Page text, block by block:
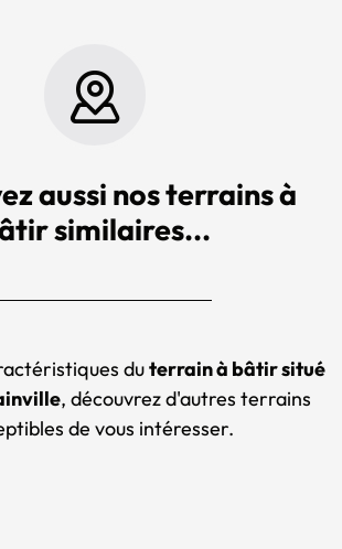
aussi nos terrains à
similaires...
duterrain à bâtir situé
, découvrez d'autres terrains
de vous intéresser.